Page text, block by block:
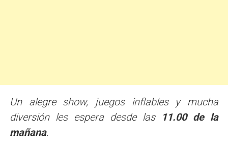
Un alegre show, juegos inflables y mucha
diversión les espera desde las
11.00 de la
mañana.